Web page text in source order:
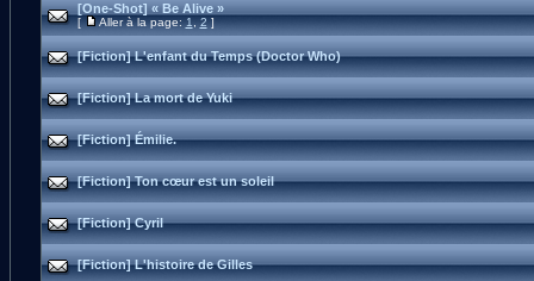
[One-Shot] « Be Alive »
[ Aller à la page:1,2]
[Fiction] L'enfant du Temps (Doctor Who)
[Fiction] La mort de Yuki
[Fiction] Émilie.
[Fiction] Ton cœur est un soleil
[Fiction] Cyril
[Fiction] L'histoire de Gilles